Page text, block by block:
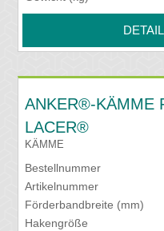
ANKER®-KÄMME
LACER®
KÄMME
Bestellnummer
Artikelnummer
Förderbandbreite (mm)
Hakengröße